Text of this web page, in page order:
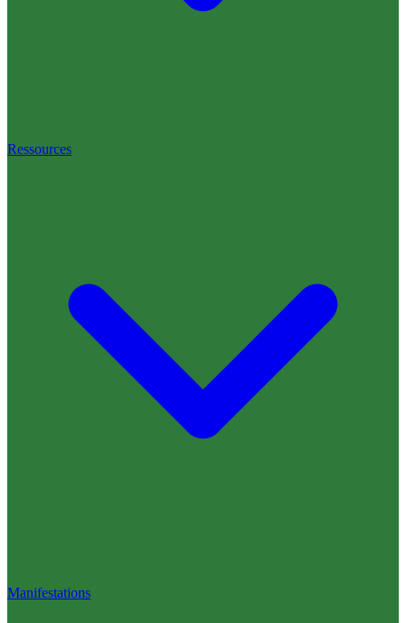
Ressources
Manifestations